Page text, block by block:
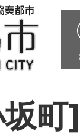
町